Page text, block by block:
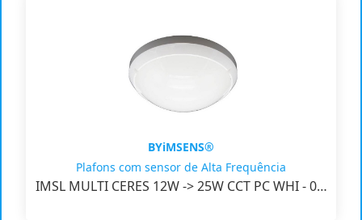
BYiMSENS®
Plafons com sensor de Alta Frequência
IMSL MULTI CERES 12W -> 25W CCT PC WHI - 0…